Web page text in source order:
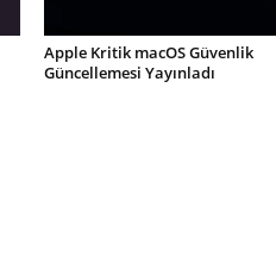
Apple Kritik macOS Güvenlik
Güncellemesi Yayınladı